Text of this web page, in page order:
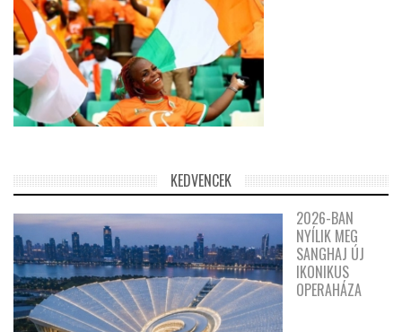
KEDVENCEK
2026-BAN
NYÍLIK MEG
SANGHAJ ÚJ
IKONIKUS
OPERAHÁZA